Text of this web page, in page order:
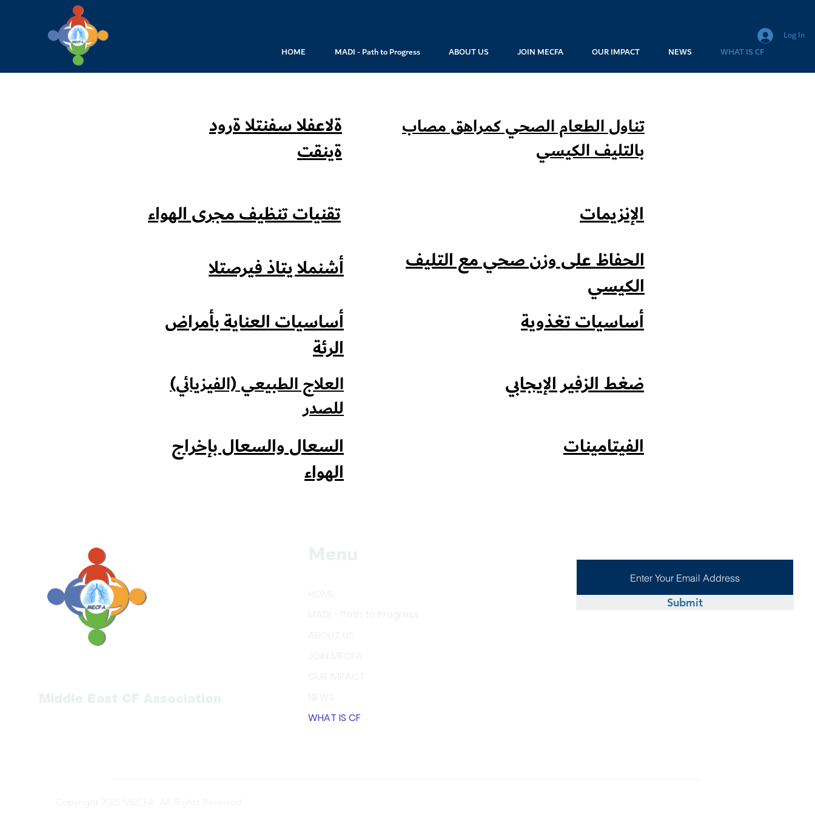
Log In
HOME MADI - Path to Progress ABOUT US JOIN MECFA OUR IMPACT NEWS WHAT IS CF
ةلاعفلا سفنتلا ةرود
ةينقت
تقنيات تنظيف مجرى الهواء
أشنملا يتاذ فيرصتلا
أساسيات العناية بأمراض
الرئة
العلاج الطبيعي (الفيزيائي)
للصدر
السعال والسعال بإخراج
الهواء
تناول الطعام الصحي كمراهق مصاب
بالتليف الكيسي
الإنزيمات
الحفاظ على وزن صحي مع التليف
الكيسي
أساسيات تغذوية
ضغط الزفير الإيجابي
الفيتامينات
WHAT IS CF
Submit